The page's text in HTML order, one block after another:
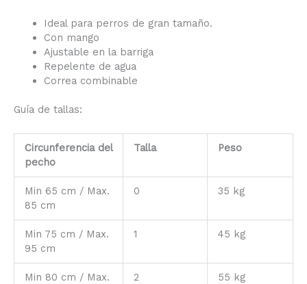
Ideal para perros de gran tamaño.
Con mango
Ajustable en la barriga
Repelente de agua
Correa combinable
Guía de tallas:
Circunferencia del
pecho
Talla Peso
Min 65 cm / Max.
85 cm
0 35 kg
Min 75 cm / Max.
95 cm
1 45 kg
Min 80 cm / Max.
2 55 kg